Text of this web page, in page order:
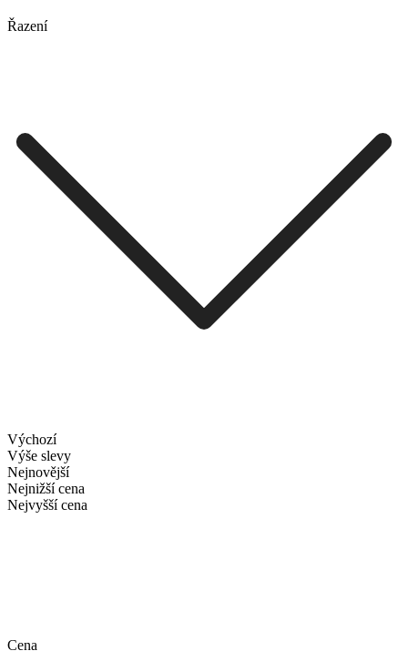
Řazení
Výchozí
Výše slevy
Nejnovější
Nejnižší cena
Nejvyšší cena
Cena